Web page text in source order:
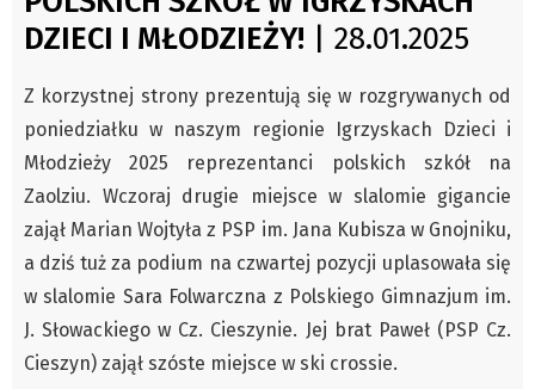
Czechy
Polska
Kongres Polaków
Sejmiki Gminne 2024
PZKO
Placówki dyplomatyczne w CZ
English Voice
Kultura
Recenzje
Pop Art
DZIECI I MŁODZIEŻY! | 28.01.2025
Z korzystnej strony prezentują się w rozgrywanych od
poniedziałku w naszym regionie Igrzyskach Dzieci i
Młodzieży 2025 reprezentanci polskich szkół na
Zaolziu. Wczoraj drugie miejsce w slalomie gigancie
zajął Marian Wojtyła z PSP im. Jana Kubisza w Gnojniku,
a dziś tuż za podium na czwartej pozycji uplasowała się
w slalomie Sara Folwarczna z Polskiego Gimnazjum im.
J. Słowackiego w Cz. Cieszynie. Jej brat Paweł (PSP Cz.
Cieszyn) zajął szóste miejsce w ski crossie.